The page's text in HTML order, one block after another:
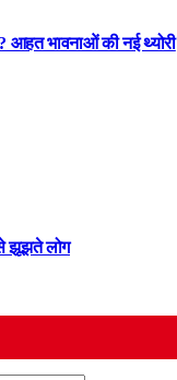
आहत भावनाओं की नई थ्योरी
झूझते लोग